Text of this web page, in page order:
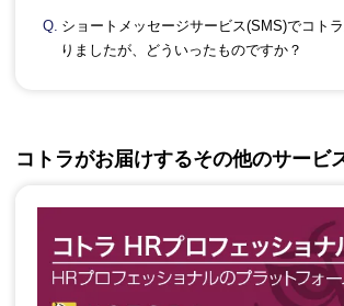
Q. ショートメッセージサービス(SMS)でコト
りましたが、どういったものですか？
コトラがお届けするその他のサービ